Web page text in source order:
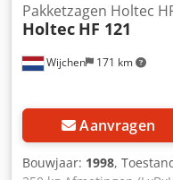
Wijchen 171 km
Pakketzagen Holtec
Holtec HF 121
Aanvragen
Bouwjaar: 1998,